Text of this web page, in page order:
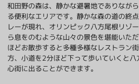
和田野の森は、静かな避暑地でありなが
る便利なエリアです。静かな森の道の終
レーが現れ、オリンピック八方尾根リゾ
ら息をのむような山々の景色を堪能いた
ほどお散歩すると多種多様なレストラン
方、小道を2分ほど下って歩いていくと
心街に出ることができます。